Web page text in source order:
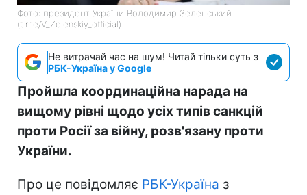
Фото: президент України Володимир Зеленський
(t.me/V_Zelenskiy_official)
Не витрачай час на шум! Читай тільки суть з
РБК-Україна у Google
Пройшла координаційна нарада на
вищому рівні щодо усіх типів санкцій
проти Росії за війну, розв'язану проти
України.
Про це повідомляє РБК-Україна з